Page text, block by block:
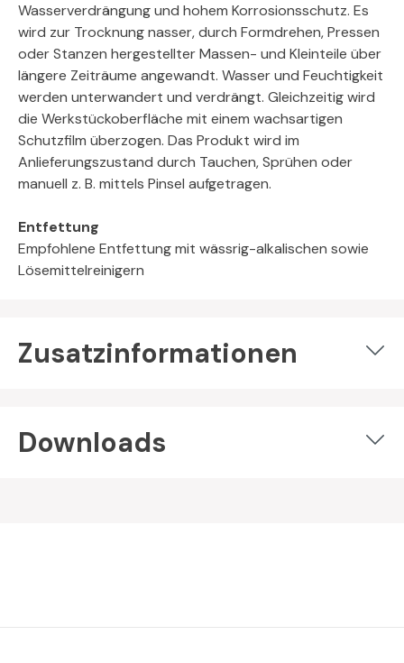
Wasserverdrängung und hohem Korrosionsschutz. Es
wird zur Trocknung nasser, durch Formdrehen, Pressen
oder Stanzen hergestellter Massen- und Kleinteile über
längere Zeiträume angewandt. Wasser und Feuchtigkeit
werden unterwandert und verdrängt. Gleichzeitig wird
die Werkstückoberfläche mit einem wachsartigen
Schutzfilm überzogen. Das Produkt wird im
Anlieferungszustand durch Tauchen, Sprühen oder
manuell z. B. mittels Pinsel aufgetragen.
Entfettung
Empfohlene Entfettung mit wässrig-alkalischen sowie
Lösemittelreinigern
Zusatzinformationen
Downloads